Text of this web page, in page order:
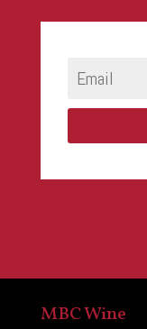
MBC Wine